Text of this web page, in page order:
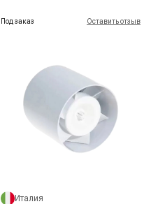
Под заказ Оставить отзыв
Италия